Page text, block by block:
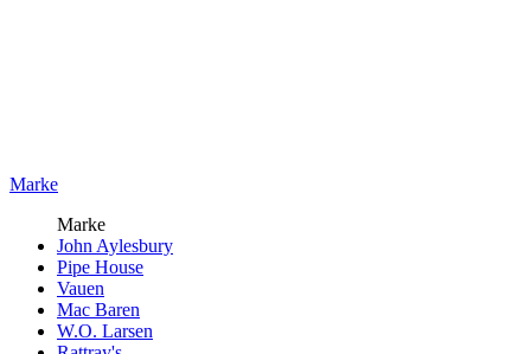
Marke
Marke
John Aylesbury
Pipe House
Vauen
Mac Baren
W.O. Larsen